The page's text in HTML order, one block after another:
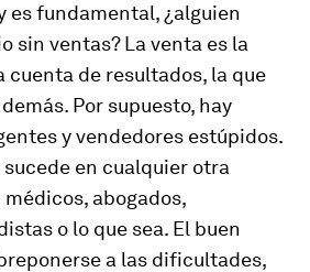
es fundamental, ¿alguien
sin ventas? La venta es la
cuenta de resultados, la que
Por supuesto, hay
y vendedores estúpidos.
en cualquier otra
abogados,
o lo que sea. El buen
a las dificultades,